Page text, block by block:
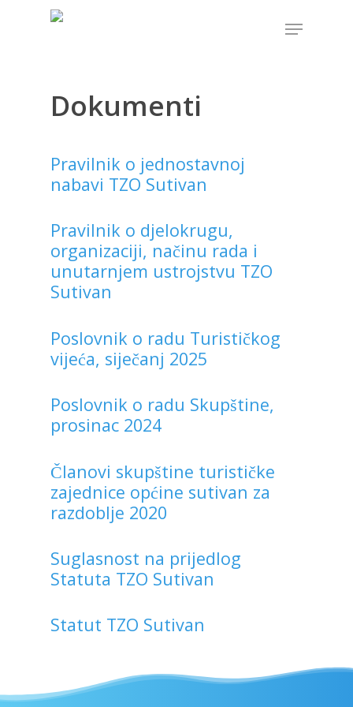
Hit enter to search or ESC to close
Dokumenti
Pravilnik o jednostavnoj
nabavi TZO Sutivan
Pravilnik o djelokrugu,
organizaciji, načinu rada i
unutarnjem ustrojstvu TZO
Sutivan
Poslovnik o radu Turističkog
vijeća, siječanj 2025
Poslovnik o radu Skupštine,
prosinac 2024
Članovi skupštine turističke
zajednice općine sutivan za
razdoblje 2020
Suglasnost na prijedlog
Statuta TZO Sutivan
Statut TZO Sutivan